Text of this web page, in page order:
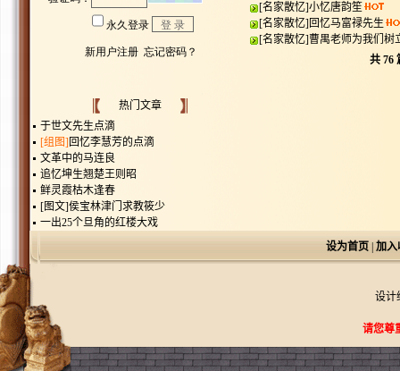
热门文章
于世文先生点滴
[组图] 回忆李慧芳的点滴
文革中的马连良
追忆坤生翘楚王则昭
鲜灵霞枯木逢春
[图文]侯宝林津门求教筱少
一出25个旦角的红楼大戏
[名家散忆]小忆唐韵笙
[名家散忆] 回忆马富禄先生
[名家散忆]曹禺老师为我们树
共 76
设为首页| 加入
设计
请您尊